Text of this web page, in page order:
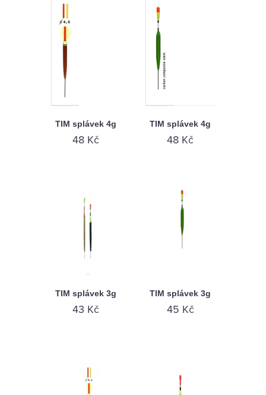
TIM splávek 4g
48 Kč
TIM splávek 4g
48 Kč
TIM splávek 3g
43 Kč
TIM splávek 3g
45 Kč